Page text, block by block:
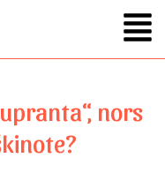
Menu
nors